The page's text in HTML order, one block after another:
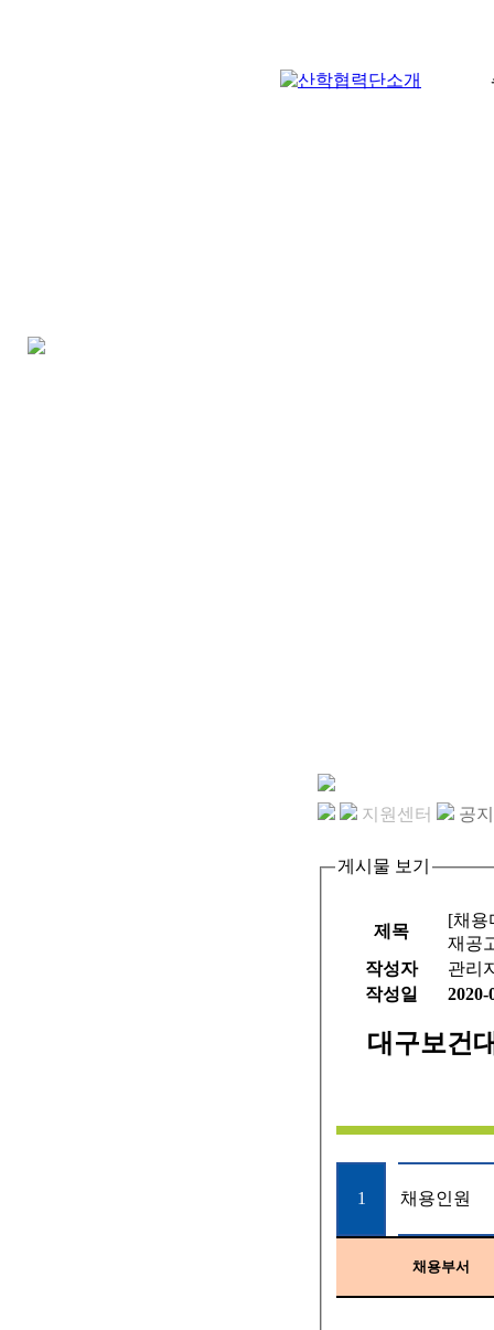
지원센터 공
게시물 보기
제목
[채용
재공
작성자
관리
작성일
2020-
대구보건
1 채용인원
채용부서